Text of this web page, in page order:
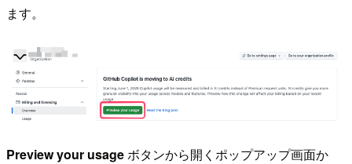
ます。
Preview your usage ボタンから開くポップアップ画面か